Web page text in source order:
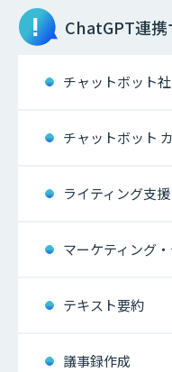
ChatGPT連携
チャットボット
チャットボット
ライティング支援
マーケティング
テキスト要約
議事録作成